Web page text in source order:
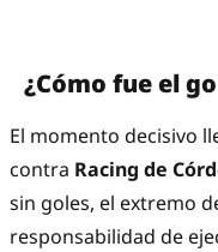
¿Cómo fue el
El momento decisivo
contra Racing de
sin goles, el extremo
responsabilidad de